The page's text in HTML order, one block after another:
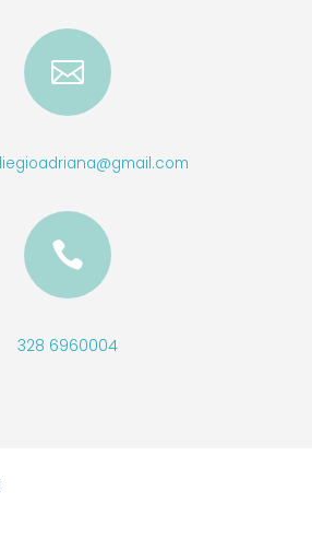


328 6960004